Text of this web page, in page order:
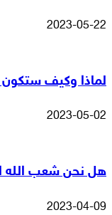
2023-05-22
لماذا وكيف ستكون
2023-05-02
هل نحن شعب الله
2023-04-09